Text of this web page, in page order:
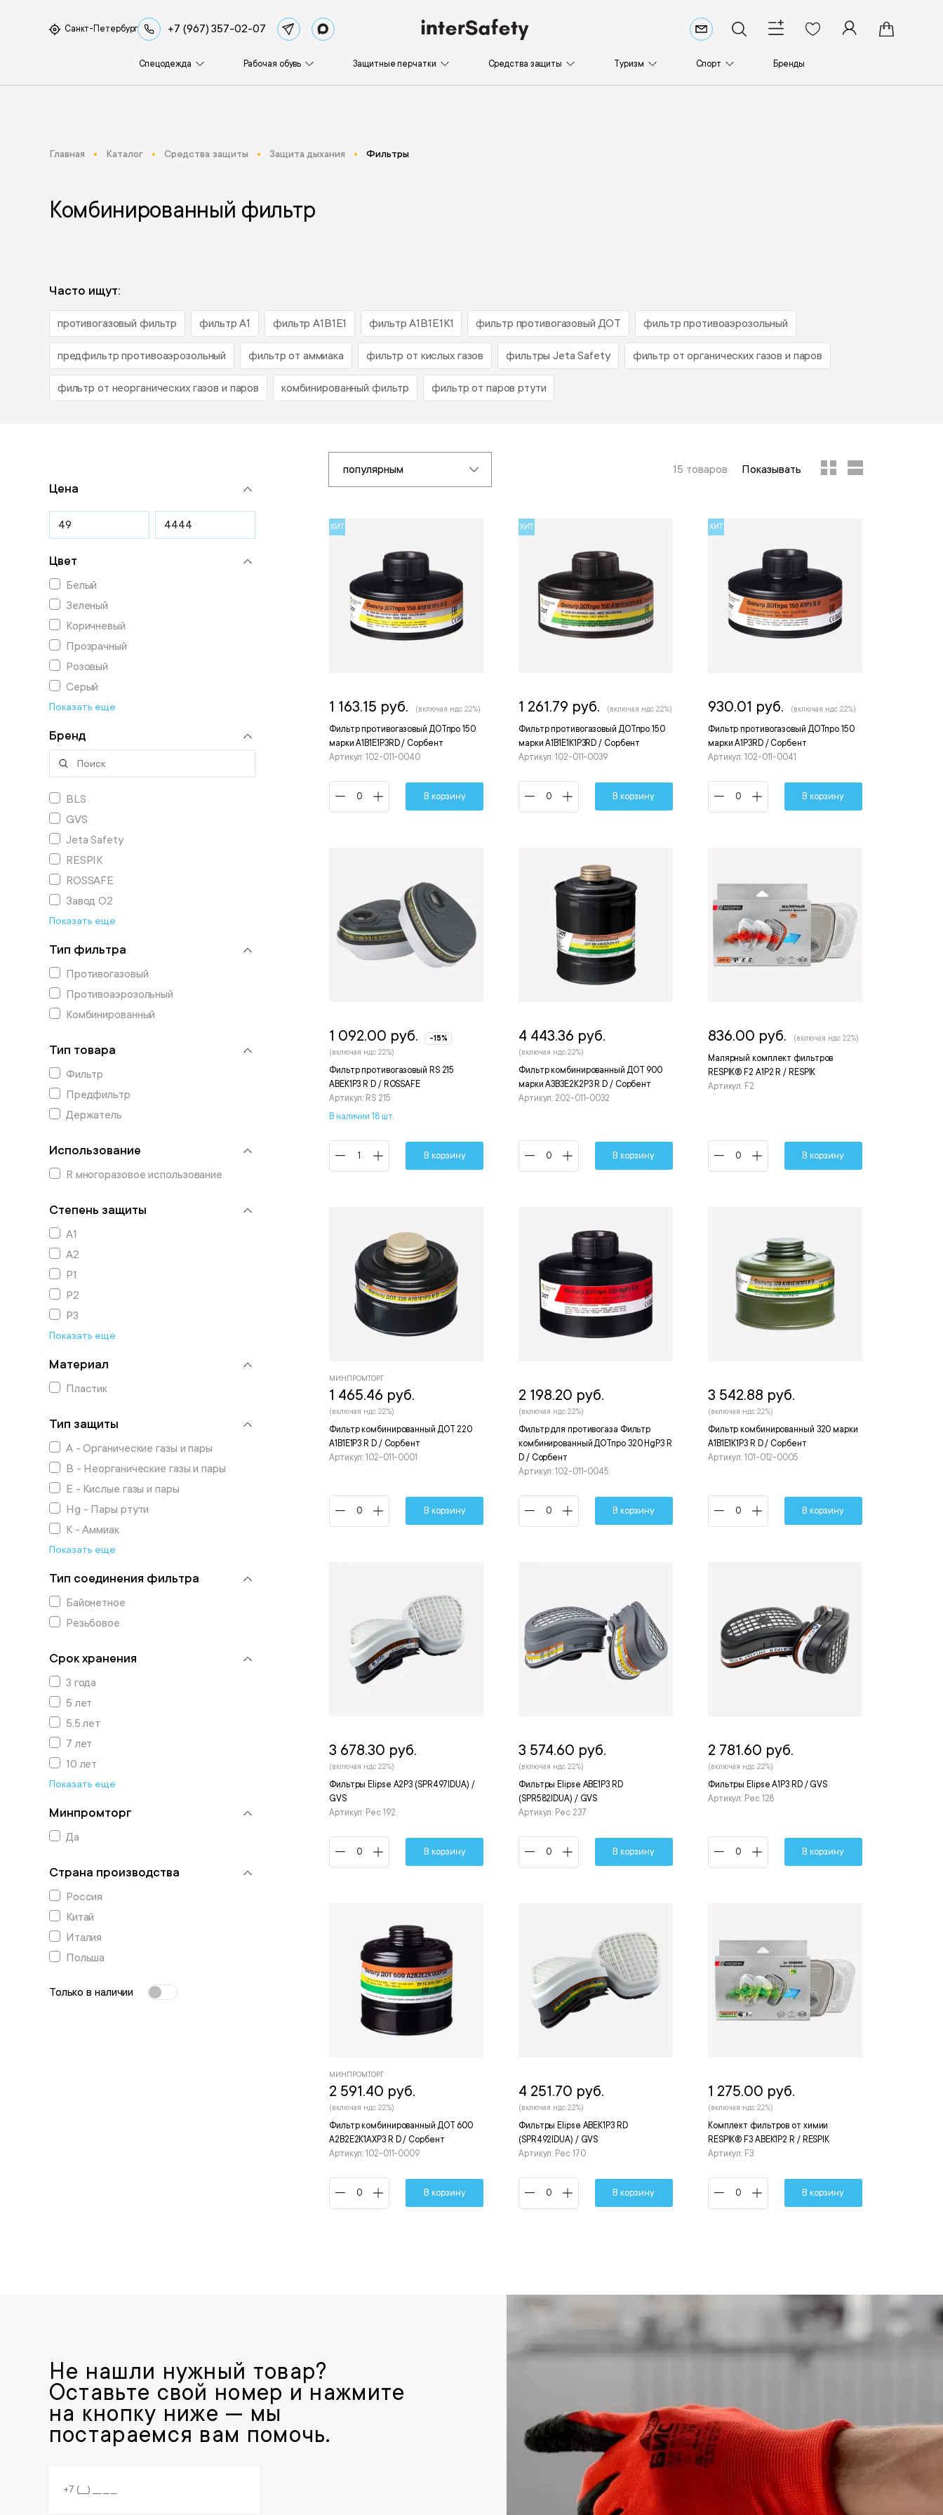
Санкт-Петербург +7 (967) 357-02-07
Спецодежда Рабочая обувь Защитные перчатки Средства защиты Туризм Спорт Бренды
Главная Каталог Средства защиты Защита дыхания Фильтры
Комбинированный фильтр
Часто ищут:
противогазовый фильтр фильтр А1 фильтр А1В1Е1 фильтр А1В1Е1К1 фильтр противогазовый ДОТ фильтр противоаэрозольный
предфильтр противоаэрозольный фильтр от аммиака фильтр от кислых газов фильтры Jeta Safety фильтр от органических газов и паров
фильтр от неорганических газов и паров комбинированный фильтр фильтр от паров ртути
Цена
Цвет
Белый
Зеленый
Коричневый
Прозрачный
Розовый
Серый
Показать еще
Бренд
BLS
GVS
Jeta Safety
RESPIK
ROSSAFE
Завод О2
Показать еще
Тип фильтра
Противогазовый
Противоаэрозольный
Комбинированный
Тип товара
Фильтр
Предфильтр
Держатель
Использование
R многоразовое использование
Степень защиты
А1
А2
P1
P2
P3
Показать еще
Материал
Пластик
Тип защиты
A - Органические газы и пары
B - Неорганические газы и пары
E - Кислые газы и пары
Hg - Пары ртути
K - Аммиак
Показать еще
Тип соединения фильтра
Байонетное
Резьбовое
Срок хранения
3 года
5 лет
5,5 лет
7 лет
10 лет
Показать еще
Минпромторг
Да
Страна производства
Россия
Китай
Италия
Польша
Только в наличии
популярным 15 товаров Показывать
ХИТ
Фильтр противогазовый ДОТпро 150
марки A1B1E1P3RD / Сорбент
Артикул: 102-011-0040
1 163.15 руб. (включая ндс 22%)
В корзину
ХИТ
Фильтр противогазовый ДОТпро 150
марки A1B1E1K1P3RD / Сорбент
Артикул: 102-011-0039
1 261.79 руб. (включая ндс 22%)
В корзину
ХИТ
Фильтр противогазовый ДОТпро 150
марки А1Р3RD / Сорбент
Артикул: 102-011-0041
930.01 руб. (включая ндс 22%)
В корзину
Фильтр противогазовый RS 215
АВЕК1Р3 R D / ROSSAFE
Артикул: RS 215
1 092.00 руб.
-15%
(включая ндс 22%)
В наличии 18 шт.
В корзину
Фильтр комбинированный ДОТ 900
марки А3В3Е2К2P3 R D / Сорбент
Артикул: 202-011-0032
4 443.36 руб.
(включая ндс 22%)
В корзину
Малярный комплект фильтров
RESPIK® F2 A1P2 R / RESPIK
Артикул: F2
836.00 руб. (включая ндс 22%)
В корзину
Фильтр комбинированный ДОТ 220
А1В1Е1Р3 R D / Сорбент
Артикул: 102-011-0001
МИНПРОМТОРГ
1 465.46 руб.
(включая ндс 22%)
В корзину
Фильтр для противогаза Фильтр
комбинированный ДОТпро 320 HgP3 R
D / Сорбент
Артикул: 102-011-0045
2 198.20 руб.
(включая ндс 22%)
В корзину
Фильтр комбинированный 320 марки
А1В1Е1К1Р3 R D / Сорбент
Артикул: 101-012-0005
3 542.88 руб.
(включая ндс 22%)
В корзину
Фильтры Elipse A2Р3 (SPR497IDUA) /
GVS
Артикул: Рес 192
3 678.30 руб.
(включая ндс 22%)
В корзину
Фильтры Elipse ABE1P3 RD
(SPR582IDUA) / GVS
Артикул: Рес 237
3 574.60 руб.
(включая ндс 22%)
В корзину
Фильтры Elipse A1P3 RD / GVS
Артикул: Рес 128
2 781.60 руб.
(включая ндс 22%)
В корзину
Фильтр комбинированный ДОТ 600
А2В2Е2К1АХР3 R D / Сорбент
Артикул: 102-011-0009
МИНПРОМТОРГ
2 591.40 руб.
(включая ндс 22%)
В корзину
Фильтры Elipse ABEK1P3 RD
(SPR492IDUA) / GVS
Артикул: Рес 170
4 251.70 руб.
(включая ндс 22%)
В корзину
Комплект фильтров от химии
RESPIK® F3 ABEK1P2 R / RESPIK
Артикул: F3
1 275.00 руб.
(включая ндс 22%)
В корзину
Не нашли нужный товар?
Оставьте свой номер и нажмите
на кнопку ниже — мы
постараемся вам помочь.